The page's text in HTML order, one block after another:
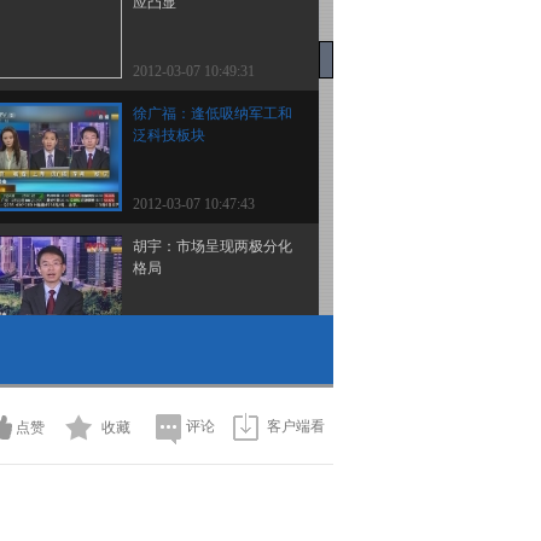
2012-03-07 10:49:31
徐广福：逢低吸纳军工和
泛科技板块
2012-03-07 10:47:43
胡宇：市场呈现两极分化
格局
2012-03-07 10:44:27
点赞 收藏 评论 客户端看